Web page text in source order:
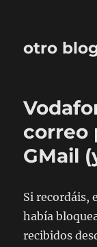
otro
correo
GMail
Si recordáis,
había
recibidos